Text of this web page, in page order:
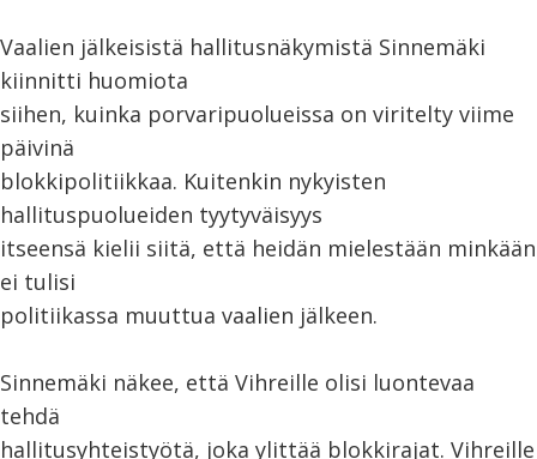
Vaalien jälkeisistä hallitusnäkymistä Sinnemäki
kiinnitti huomiota
siihen, kuinka porvaripuolueissa on viritelty viime
päivinä
blokkipolitiikkaa. Kuitenkin nykyisten
hallituspuolueiden tyytyväisyys
itseensä kielii siitä, että heidän mielestään minkään
ei tulisi
politiikassa muuttua vaalien jälkeen.
Sinnemäki näkee, että Vihreille olisi luontevaa
tehdä
hallitusyhteistyötä, joka ylittää blokkirajat. Vihreille